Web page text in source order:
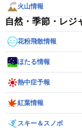
火山情報
自然・季節・レジ
花粉飛散情報
ほたる情報
熱中症予報
紅葉情報
スキー＆スノボ